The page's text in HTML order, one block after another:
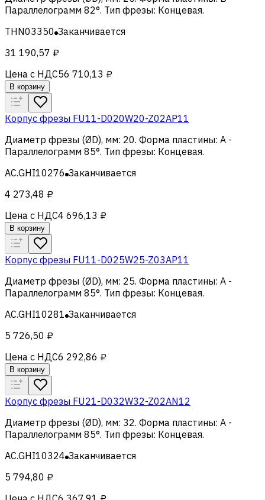
Параллелограмм 82°. Тип фрезы: Концевая.
THN03350 Заканчивается
31 190,57 ₽
Цена с НДС56 710,13 ₽
В корзину
Корпус фрезы FU11-D020W20-Z02AP11
Диаметр фрезы (ØD), мм: 20. Форма пластины: A -
Параллелограмм 85°. Тип фрезы: Концевая.
AC.GHI10276 Заканчивается
4 273,48 ₽
Цена с НДС4 696,13 ₽
В корзину
Корпус фрезы FU11-D025W25-Z03AP11
Диаметр фрезы (ØD), мм: 25. Форма пластины: A -
Параллелограмм 85°. Тип фрезы: Концевая.
AC.GHI10281 Заканчивается
5 726,50 ₽
Цена с НДС6 292,86 ₽
В корзину
Корпус фрезы FU21-D032W32-Z02AN12
Диаметр фрезы (ØD), мм: 32. Форма пластины: A -
Параллелограмм 85°. Тип фрезы: Концевая.
AC.GHI10324 Заканчивается
5 794,80 ₽